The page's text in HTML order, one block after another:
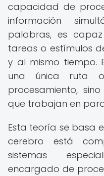
capacidad de
información
palabras, es
tareas o estímulos
y al mismo tiempo.
una única ruta
procesamiento,
que trabajan en
Esta teoría se basa
cerebro está
sistemas
encargado de